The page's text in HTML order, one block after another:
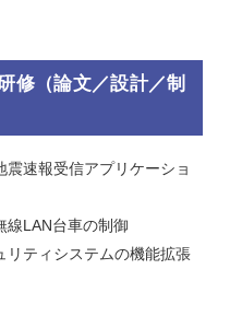
修（論文／設計／制
震速報受信アプリケーショ
線LAN台車の制御
リティシステムの機能拡張